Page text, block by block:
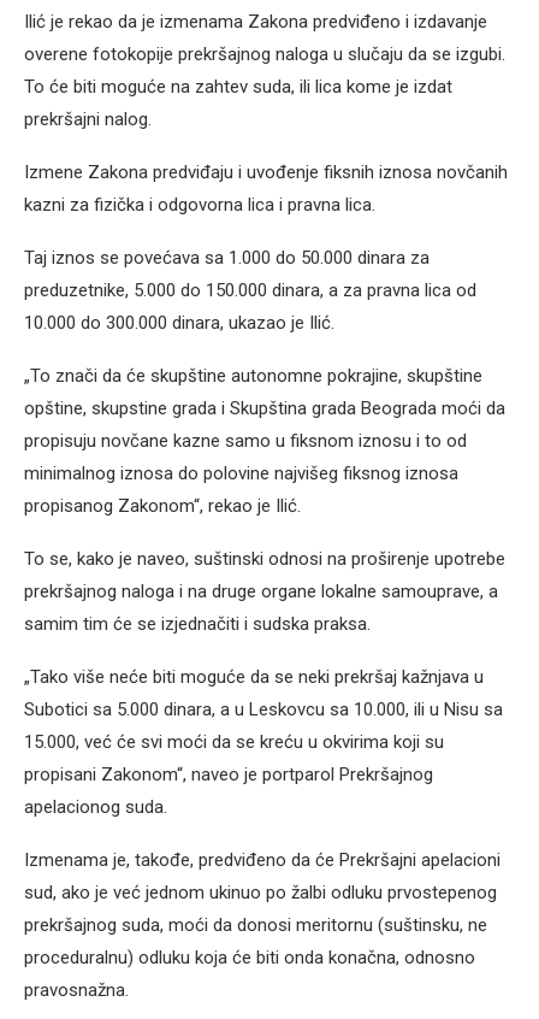
Ilić je rekao da je izmenama Zakona predviđeno i izdavanje
overene fotokopije prekršajnog naloga u slučaju da se izgubi.
To će biti moguće na zahtev suda, ili lica kome je izdat
prekršajni nalog.
Izmene Zakona predviđaju i uvođenje fiksnih iznosa novčanih
kazni za fizička i odgovorna lica i pravna lica.
Taj iznos se povećava sa 1.000 do 50.000 dinara za
preduzetnike, 5.000 do 150.000 dinara, a za pravna lica od
10.000 do 300.000 dinara, ukazao je Ilić.
„To znači da će skupštine autonomne pokrajine, skupštine
opštine, skupstine grada i Skupština grada Beograda moći da
propisuju novčane kazne samo u fiksnom iznosu i to od
minimalnog iznosa do polovine najvišeg fiksnog iznosa
propisanog Zakonom“, rekao je Ilić.
To se, kako je naveo, suštinski odnosi na proširenje upotrebe
prekršajnog naloga i na druge organe lokalne samouprave, a
samim tim će se izjednačiti i sudska praksa.
„Tako više neće biti moguće da se neki prekršaj kažnjava u
Subotici sa 5.000 dinara, a u Leskovcu sa 10.000, ili u Nisu sa
15.000, već će svi moći da se kreću u okvirima koji su
propisani Zakonom“, naveo je portparol Prekršajnog
apelacionog suda.
Izmenama je, takođe, predviđeno da će Prekršajni apelacioni
sud, ako je već jednom ukinuo po žalbi odluku prvostepenog
prekršajnog suda, moći da donosi meritornu (suštinsku, ne
proceduralnu) odluku koja će biti onda konačna, odnosno
pravosnažna.